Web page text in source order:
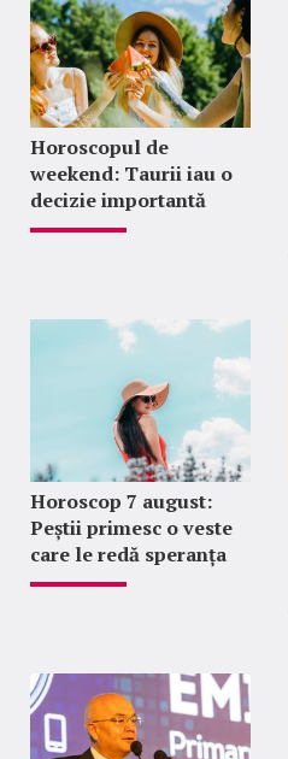
Horoscopul de
weekend: Taurii iau o
decizie importantă
Horoscop 7 august:
Peștii primesc o veste
care le redă speranța